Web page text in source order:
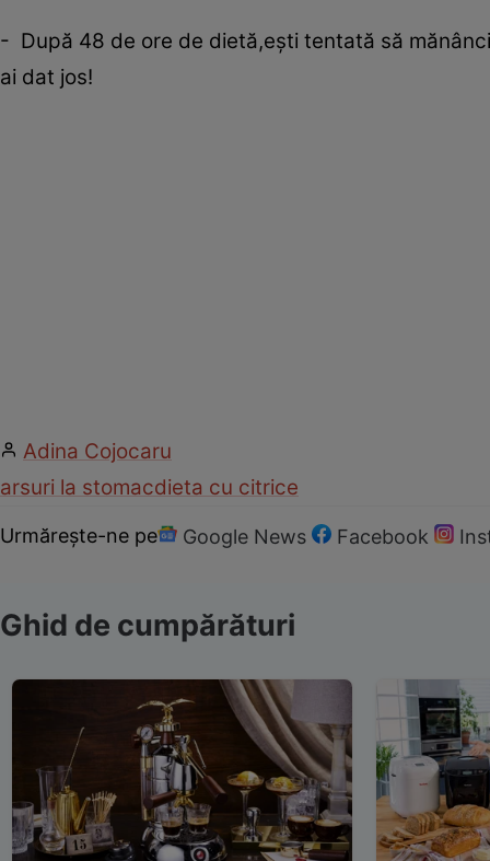
- După 48 de ore de dietă,eşti tentată să
ai dat jos!
Adina Cojocaru
arsuri la stomacdieta cu citrice
Urmărește-ne pe Google News Facebook
Ghid de cumpărături